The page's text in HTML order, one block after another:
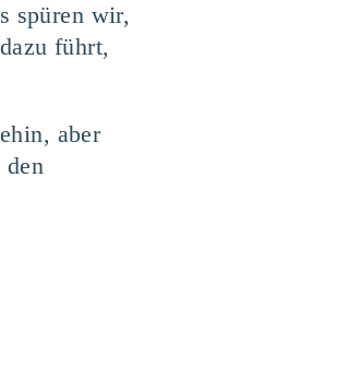
spüren wir,
führt,
aber